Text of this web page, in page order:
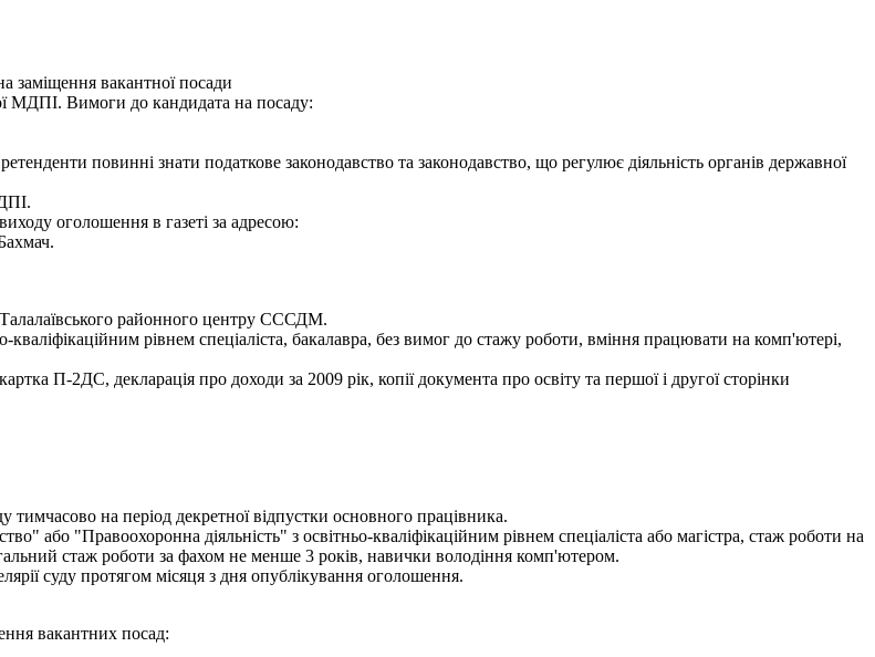
заміщення вакантної посади
МДПІ. Вимоги до кандидата на посаду:
повинні знати податкове законодавство та законодавство, що регулює діяльність органів державної
оголошення в газеті за адресою:
Талалаївського районного центру СССДМ.
рівнем спеціаліста, бакалавра, без вимог до стажу роботи, вміння працювати на комп'ютері,
П-2ДС, декларація про доходи за 2009 рік, копії документа про освіту та першої і другої сторінки
на період декретної відпустки основного працівника.
або "Правоохоронна діяльність" з освітньо-кваліфікаційним рівнем спеціаліста або магістра, стаж роботи на
стаж роботи за фахом не менше 3 років, навички володіння комп'ютером.
суду протягом місяця з дня опублікування оголошення.
вакантних посад: